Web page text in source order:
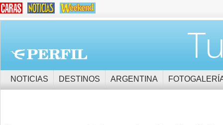
NOTICIAS DESTINOS ARGENTINA